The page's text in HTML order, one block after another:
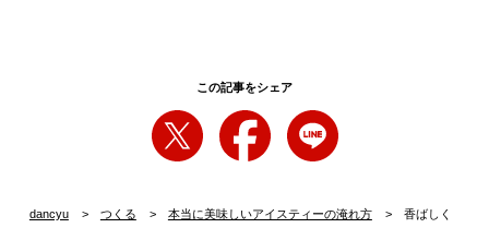
この記事をシェア
dancyu つくる 本当に美味しいアイスティーの淹れ方
香ばしく